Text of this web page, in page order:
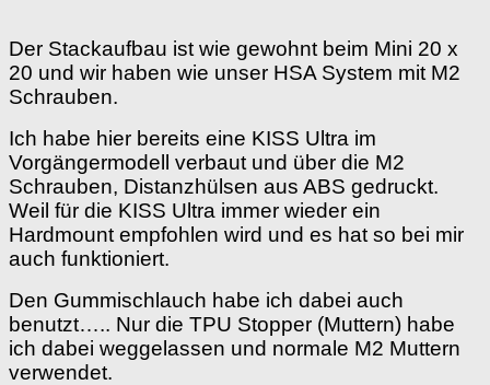
Der Stackaufbau ist wie gewohnt beim Mini 20 x
20 und wir haben wie unser HSA System mit M2
Schrauben.
Ich habe hier bereits eine KISS Ultra im
Vorgängermodell verbaut und über die M2
Schrauben, Distanzhülsen aus ABS gedruckt.
Weil für die KISS Ultra immer wieder ein
Hardmount empfohlen wird und es hat so bei mir
auch funktioniert.
Den Gummischlauch habe ich dabei auch
benutzt….. Nur die TPU Stopper (Muttern) habe
ich dabei weggelassen und normale M2 Muttern
verwendet.